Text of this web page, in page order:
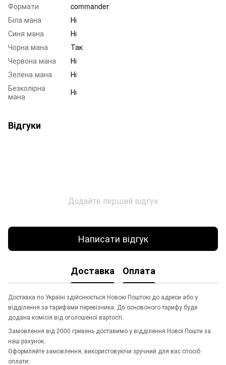
Формати
commander
Біла мана
Ні
Синя мана
Ні
Чорна мана
Так
Червона мана
Ні
Зелена мана
Ні
Безколірна
мана
Ні
Відгуки
Додайте перший відгук
Написати відгук
Доставка Оплата
Доставка по Україні здійснюється Новою Поштою до адреси або у
відділення за тарифами перевізника. До основоного тарифу буде
додана комісія від оголошеної вартості.
Замовлення від 2000 гривень доставимо у відділення Нової Пошти за
наш рахунок.
Оформляйте замовлення, використовуючи зручний для вас спосіб
оплати: